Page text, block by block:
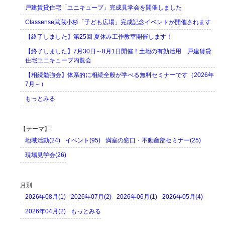
戸建賃貸住宅「ユニキューブ」完成見学会を開催しました
Classense武蔵小杉「子ども広場」完成記念イベントが開催されます
【終了しました】第25回 夏休み工作教室開催します！
【終了しました】7月30日～8月1日開催！土地の有効活用 戸建賃貸
住宅ユニキューブ内覧会
【相続勉強会】体系的に相続全般が学べる無料セミナーです（2026年
7月～）
もっとみる
【テーマ】|
地域活動(24)
イベント(95) 満室の窓口・不動産部セミナー(25)
現場見学会(26)
月別
2026年08月(1)
2026年07月(2) 2026年06月(1) 2026年05月(4)
2026年04月(2) もっとみる